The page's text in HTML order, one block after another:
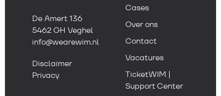
De Amert 136
5462 GH Veghel
info@wearewim.nl
Disclaimer
Privacy
Cases
Over ons
Contact
Vacatures
TicketWIM |
Support Center